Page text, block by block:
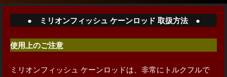
● ミリオンフィッシュ ケーンロッド 取扱方法 ●
使用上のご注意
ミリオンフィッシュ ケーンロッドは、非常にトルクフルで